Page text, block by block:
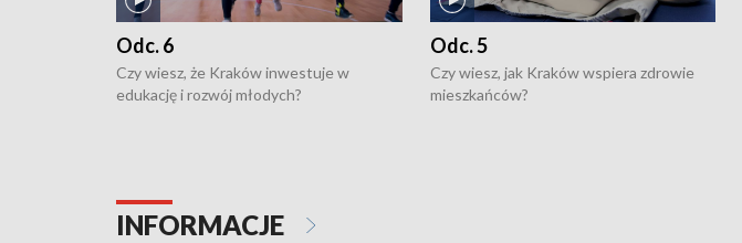
Odc. 6
Czy wiesz, że Kraków inwestuje w
edukację i rozwój młodych?
Odc. 5
Czy wiesz, jak Kraków wspiera zdrowie
mieszkańców?
INFORMACJE